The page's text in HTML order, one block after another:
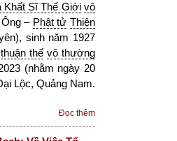
Khất Sĩ Thế Giới vô
– Phật tử Thiện
sinh năm 1927
thuận thế vô thường
(nhằm ngày 20
Lộc, Quảng Nam.
Đọc thêm